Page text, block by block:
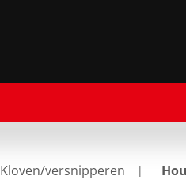
Kloven/versnipperen